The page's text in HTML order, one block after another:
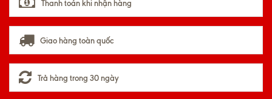
Thanh toán khi nhận hàng
Giao hàng toàn quốc
Trả hàng trong 30 ngày